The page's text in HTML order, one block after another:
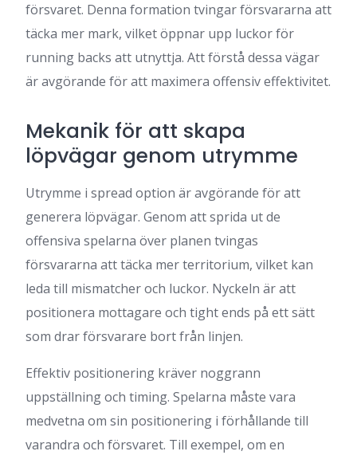
försvaret. Denna formation tvingar försvararna att
täcka mer mark, vilket öppnar upp luckor för
running backs att utnyttja. Att förstå dessa vägar
är avgörande för att maximera offensiv effektivitet.
Mekanik för att skapa
löpvägar genom utrymme
Utrymme i spread option är avgörande för att
generera löpvägar. Genom att sprida ut de
offensiva spelarna över planen tvingas
försvararna att täcka mer territorium, vilket kan
leda till mismatcher och luckor. Nyckeln är att
positionera mottagare och tight ends på ett sätt
som drar försvarare bort från linjen.
Effektiv positionering kräver noggrann
uppställning och timing. Spelarna måste vara
medvetna om sin positionering i förhållande till
varandra och försvaret. Till exempel, om en